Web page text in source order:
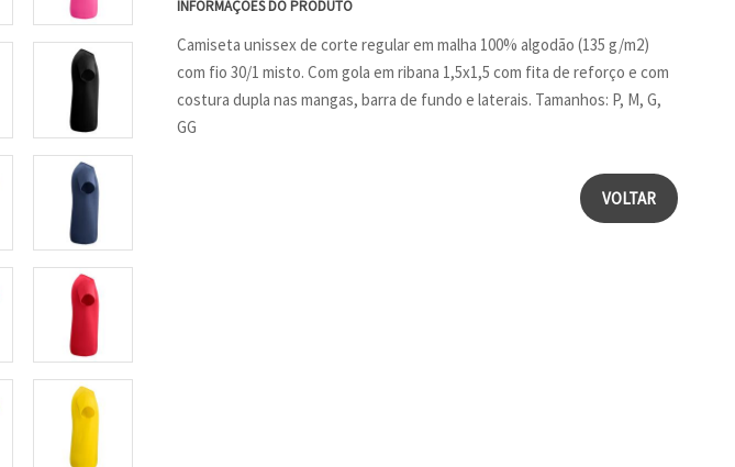
INFORMAÇÕES DO PRODUTO
Camiseta unissex de corte regular em malha 100% algodão (135 g/m2)
com fio 30/1 misto. Com gola em ribana 1,5x1,5 com fita de reforço e com
costura dupla nas mangas, barra de fundo e laterais. Tamanhos: P, M, G,
GG
VOLTAR